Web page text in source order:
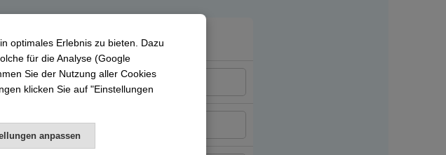
optimales Erlebnis zu bieten. Dazu
für die Analyse (Google
Sie der Nutzung aller Cookies
klicken Sie auf "Einstellungen
anpassen